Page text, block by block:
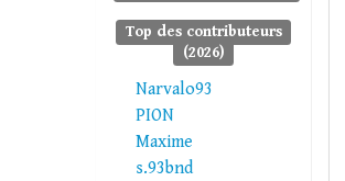
Top des contributeurs
(2026)
Narvalo93
PION
Maxime
s.93bnd